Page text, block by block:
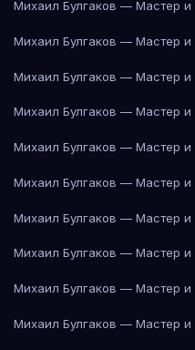
Михаил Булгаков — Мастер и
Михаил Булгаков — Мастер и
Михаил Булгаков — Мастер и
Михаил Булгаков — Мастер и
Михаил Булгаков — Мастер и
Михаил Булгаков — Мастер и
Михаил Булгаков — Мастер и
Михаил Булгаков — Мастер и
Михаил Булгаков — Мастер и
Михаил Булгаков — Мастер и